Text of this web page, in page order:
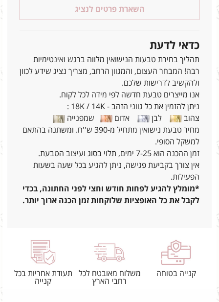
השארת פרטים לנציג
כדאי לדעת
תהליך בחירת טבעות הנישואין מלווה ברגש ואינטימיות
רבה! המבחר העצום, והמגוון הרחב, מצריך נציג שידע לכוון
ולהקשיב לדרישות שלכם.
אנו מייצרים טבעת חדשה לפי מידה לכל לקוח.
ניתן להזמין את כל גווני הזהב - 18K / 14K :
צהוב
לבן אדום
שמפנייה
מחיר טבעת נישואין מתחיל מ-390 ש''ח. ומשתנה בהתאם
למשקל הסופי.
זמן ההכנה הוא 7-25 ימים, תלוי בסוג ועיצוב הטבעת.
אין צורך בקביעת פגישה, ניתן להגיע בכל שעה בשעות
הפעילות.
*מומלץ להגיע לפחות חודש וחצי לפני החתונה, בכדי
לקבל את כל האופציות שלוקחות זמן הכנה ארוך יותר.
קנייה בטוחה
משלוח מאובטח לכל
רחבי הארץ
תעודת אחריות בכל
קנייה